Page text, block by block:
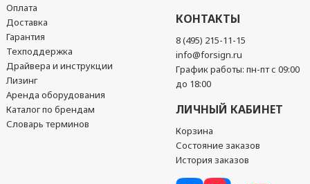
Оплата
Доставка
Гарантия
Техподдержка
Драйвера и инструкции
Лизинг
Аренда оборудования
Каталог по брендам
Словарь терминов
КОНТАКТЫ
8 (495) 215-11-15
info@forsign.ru
График работы: пн-пт с 09:00
до 18:00
ЛИЧНЫЙ КАБИНЕТ
Корзина
Состояние заказов
История заказов